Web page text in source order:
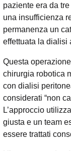
paziente era da
una insufficienza
permanenza un
effettuata la dialisi
Questa
chirurgia robotica
con dialisi
considerati “non
L’approccio
giusta e un team
essere trattati